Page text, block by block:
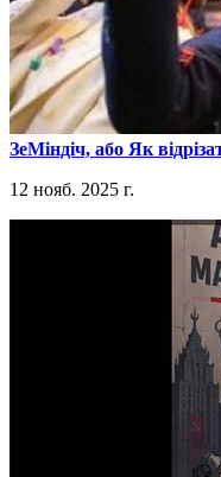
​ЗеМіндіч, або Як
12 нояб. 2025 г.